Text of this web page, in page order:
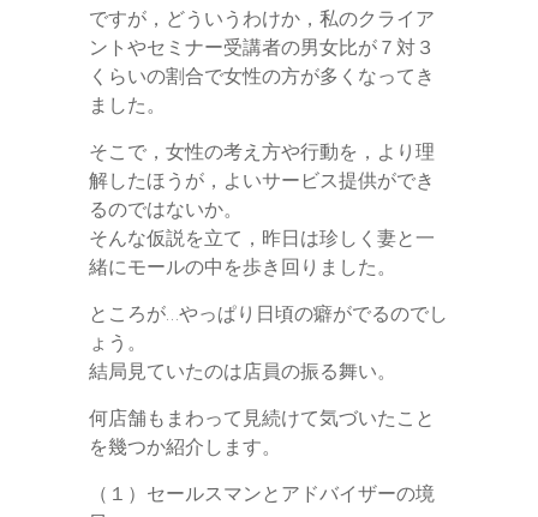
ですが，どういうわけか，私のクライア
ントやセミナー受講者の男女比が７対３
くらいの割合で女性の方が多くなってき
ました。
そこで，女性の考え方や行動を，より理
解したほうが，よいサービス提供ができ
るのではないか。
そんな仮説を立て，昨日は珍しく妻と一
緒にモールの中を歩き回りました。
ところが…やっぱり日頃の癖がでるのでし
ょう。
結局見ていたのは店員の振る舞い。
何店舗もまわって見続けて気づいたこと
を幾つか紹介します。
（１）セールスマンとアドバイザーの境